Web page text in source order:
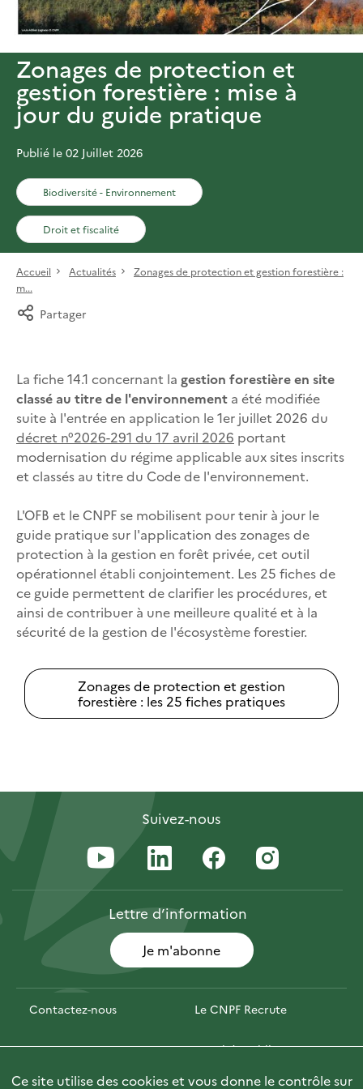
Zonages de protection et
gestion forestière : mise à
jour du guide pratique
Publié le 02 Juillet 2026
Biodiversité - Environnement
Droit et fiscalité
Accueil Actualités
Zonages de protection et gestion forestière :
m...
Partager
La fiche 14.1 concernant la gestion forestière en site
classé au titre de l'environnement a été modifiée
suite à l'entrée en application le 1er juillet 2026 du
décret n°2026-291 du 17 avril 2026 portant
modernisation du régime applicable aux sites inscrits
et classés au titre du Code de l'environnement.
L'OFB et le CNPF se mobilisent pour tenir à jour le
guide pratique sur l'application des zonages de
protection à la gestion en forêt privée, cet outil
opérationnel établi conjointement. Les 25 fiches de
ce guide permettent de clarifier les procédures, et
ainsi de contribuer à une meilleure qualité et à la
sécurité de la gestion de l'écosystème forestier.
Zonages de protection et gestion
forestière : les 25 fiches pratiques
Suivez-nous
Lettred’information
Je m'abonne
Contactez-nous Le CNPF Recrute
Espace presse Marchés publics
Ce site utilise des cookies et vous donne le contrôle sur